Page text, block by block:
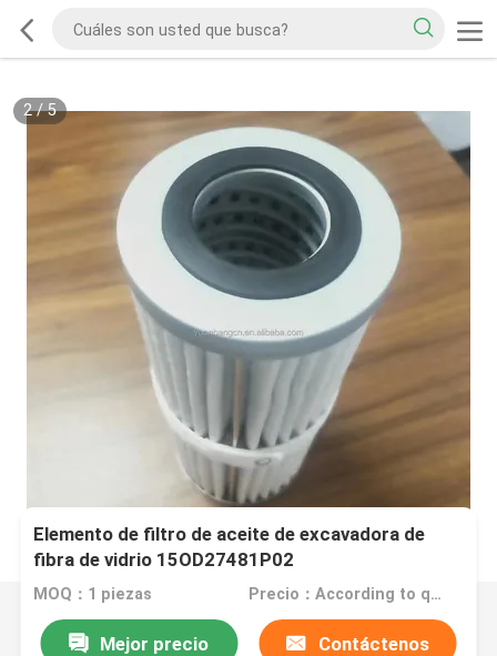
2/5
Elemento de filtro de aceite de excavadora de
fibra de vidrio 15OD27481P02
MOQ：1 piezas Precio：According to quantity
Mejor precio Contáctenos